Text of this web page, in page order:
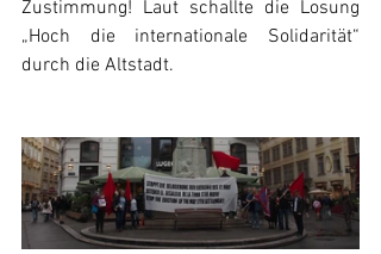
Zustimmung! Laut schallte die Losung
„Hoch die internationale Solidarität“
durch die Altstadt.